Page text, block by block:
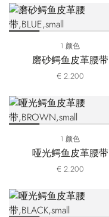
1 颜色
磨砂鳄鱼皮革腰带
€ 2.200
1 颜色
哑光鳄鱼皮革腰带
€ 2.200